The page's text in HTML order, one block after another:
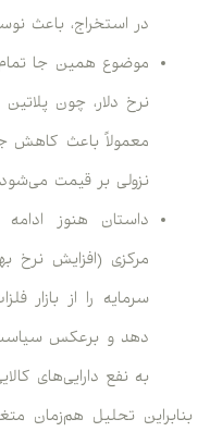
در استخراج، باعث
موضوع همین جا
نرخ دلار، چون
معمولاً باعث کاهش
نزولی بر قیمت
داستان هنوز
مرکزی (افزایش نرخ
سرمایه را از بازار
دهد و برعکس
به نفع دارایی‌های
بنابراین تحلیل هم‌زمان